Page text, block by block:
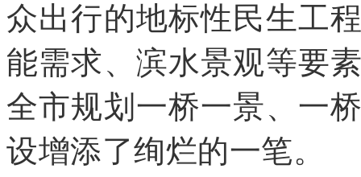
众出行的地标性民生工
能需求、滨水景观等要
全市规划一桥一景、一
设增添了绚烂的一笔。